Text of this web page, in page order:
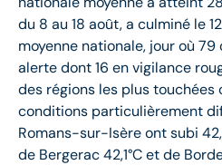
du 8 au 18 août, a culminé le
moyenne nationale, jour où
alerte dont 16 en vigilance
des régions les plus touchées
conditions particulièrement
Romans-sur-Isère ont subi
de Bergerac 42,1°C et de